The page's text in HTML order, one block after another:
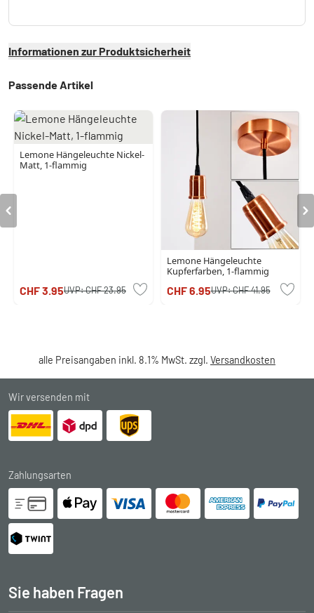
Informationen zur Produktsicherheit
Passende Artikel
Lemone Hängeleuchte Nickel-
Matt, 1-flammig
CHF 3.95UVP:CHF 23.95
Lemone Hängeleuchte
Kupferfarben, 1-flammig
CHF 6.95UVP:CHF 41.95
alle Preisangaben inkl. 8.1% MwSt. zzgl. Versandkosten
Wir versenden mit
Zahlungsarten
Sie haben Fragen